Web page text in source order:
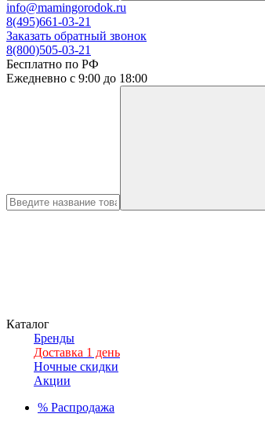
info@mamingorodok.ru
8(495)661-03-21
Заказать обратный звонок
8(800)505-03-21
Бесплатно по РФ
Ежедневно с 9:00 до 18:00
Каталог
Бренды
Доставка 1 день
Ночные скидки
Акции
% Распродажа